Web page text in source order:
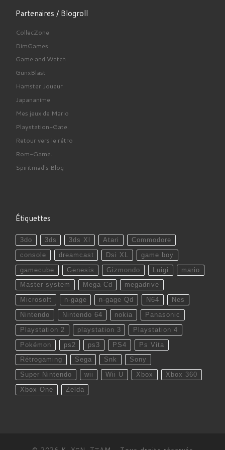
Partenaires / Blogroll
CollecZone
DimGames.
Game and Watch
GunxBlast
Hamster Joueur
Japananime
Mes jeux de Mario
Playstation-Gate.
Retour vers le rétro
Rom-Game.
Spiritmad's Blog
Étiquettes
3do 3ds 3ds Xl Atari Commodore
console dreamcast Dsi XL game boy
gamecube Genesis Gizmondo Luigi mario
Master system Mega Cd megadrive
Microsoft n-gage n-gage Qd N64 Nes
Nintendo Nintendo 64 nokia Panasonic
Playstation 2 playstation 3 Playstation 4
Pokémon ps2 ps3 PS4 Ps Vita
Rétrogaming Sega Snk Sony
Super Nintendo wii Wii U Xbox Xbox 360
Xbox One Zelda